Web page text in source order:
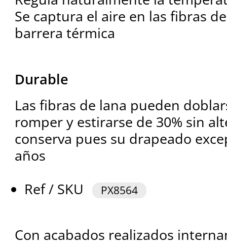
Se captura el aire en las fibras
barrera térmica
Durable
Las fibras de lana pueden
romper y estirarse de 30% sin
conserva pues su drapeado
años
Ref / SKU
PX8564
Con acabados realizados